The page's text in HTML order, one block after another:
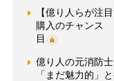
【億り人らが注
購入のチャンス
目
億り人の元消防
「まだ魅力的」